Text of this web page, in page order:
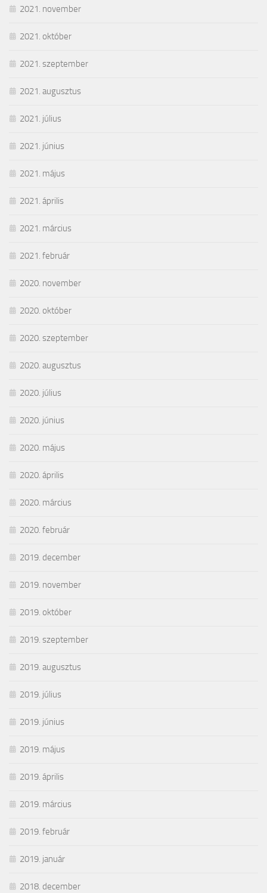
2021. november
2021. október
2021. szeptember
2021. augusztus
2021. július
2021. június
2021. május
2021. április
2021. március
2021. február
2020. november
2020. október
2020. szeptember
2020. augusztus
2020. július
2020. június
2020. május
2020. április
2020. március
2020. február
2019. december
2019. november
2019. október
2019. szeptember
2019. augusztus
2019. július
2019. június
2019. május
2019. április
2019. március
2019. február
2019. január
2018. december